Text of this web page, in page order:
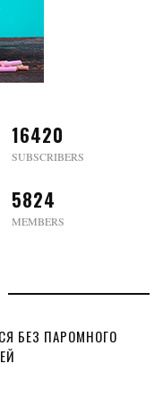
16420
SUBSCRIBERS
5824
MEMBERS
БЕЗ ПАРОМНОГО